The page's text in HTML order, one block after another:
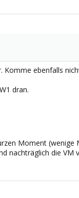
ebenfalls
dran.
Moment (wenige
nachträglich die VM